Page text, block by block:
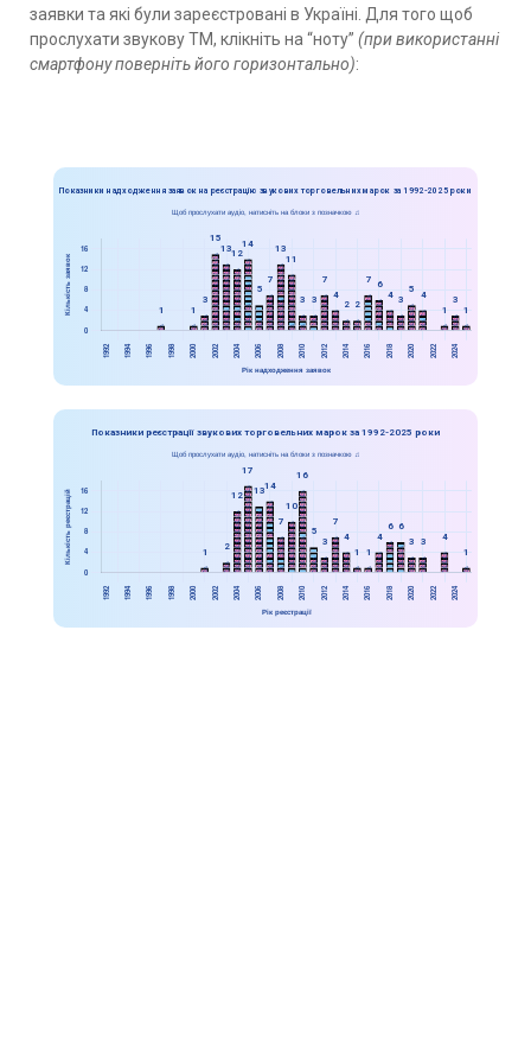
заявки та які були зареєстровані в Україні. Для того щоб
прослухати звукову ТМ, клікніть на “ноту” (при використанні
смартфону поверніть його горизонтально):